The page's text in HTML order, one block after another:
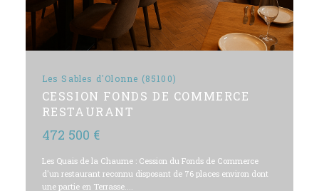
Les Sables d'Olonne (85100)
CESSION FONDS DE COMMERCE
RESTAURANT
472 500 €
Les Quais de la Chaume : Cession du Fonds de Commerce
d'un restaurant reconnu disposant de 76 places environ dont
une partie en Terrasse....